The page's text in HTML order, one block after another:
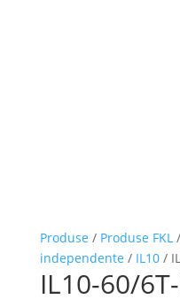
Produse / Produse FKL/
independente / IL10/
IL10-60/